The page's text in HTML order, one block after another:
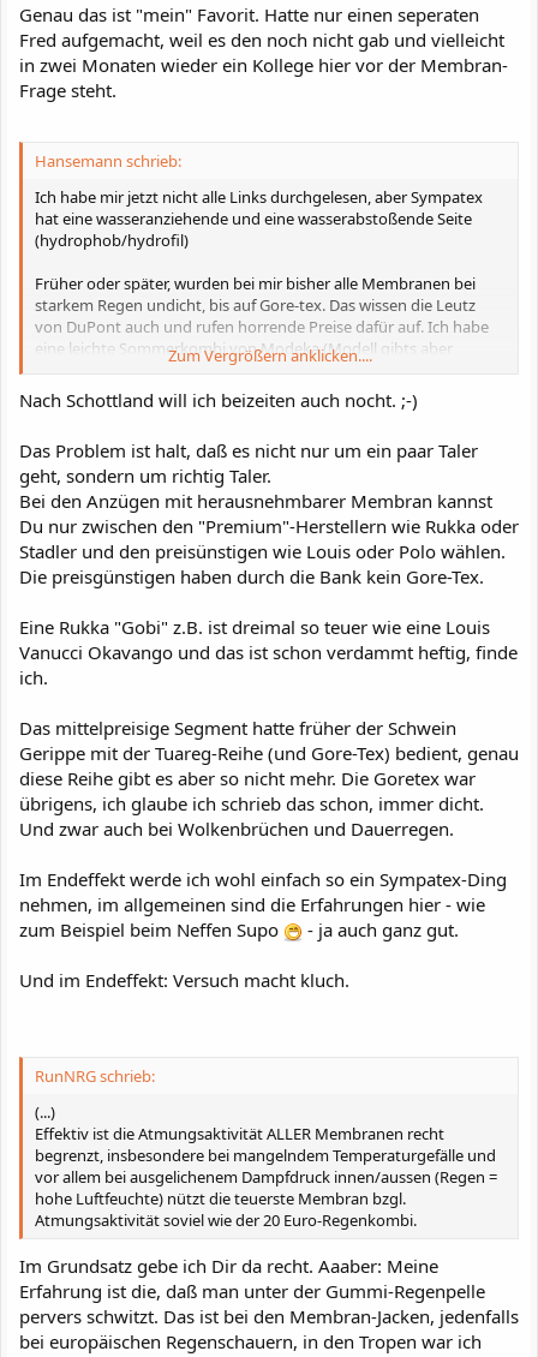
Genau das ist "mein" Favorit. Hatte nur einen seperaten
Fred aufgemacht, weil es den noch nicht gab und vielleicht
in zwei Monaten wieder ein Kollege hier vor der Membran-
Frage steht.
Hansemann schrieb:
Ich habe mir jetzt nicht alle Links durchgelesen, aber Sympatex
hat eine wasseranziehende und eine wasserabstoßende Seite
(hydrophob/hydrofil)
Früher oder später, wurden bei mir bisher alle Membranen bei
starkem Regen undicht, bis auf Gore-tex. Das wissen die Leutz
von DuPont auch und rufen horrende Preise dafür auf. Ich habe
eine leichte Sommerkombi von Modeka (Modell gibts aber
nimmer) mit einer Raissa-Membran, die ähnlich Sympatex ist und
bisher leichte Schauer überstand.
Gore-Tex zu schätzen und verfluchst Deinen Geiz, die paar Taler zu
sparen und mit was anderem zufrieden zu sein.
Zum Vergrößern anklicken....
Nach Schottland will ich beizeiten auch nocht. ;-)
Das Problem ist halt, daß es nicht nur um ein paar Taler
geht, sondern um richtig Taler.
Bei den Anzügen mit herausnehmbarer Membran kannst
Du nur zwischen den "Premium"-Herstellern wie Rukka oder
Stadler und den preisünstigen wie Louis oder Polo wählen.
Die preisgünstigen haben durch die Bank kein Gore-Tex.
Eine Rukka "Gobi" z.B. ist dreimal so teuer wie eine Louis
Vanucci Okavango und das ist schon verdammt heftig, finde
ich.
Das mittelpreisige Segment hatte früher der Schwein
Gerippe mit der Tuareg-Reihe (und Gore-Tex) bedient, genau
diese Reihe gibt es aber so nicht mehr. Die Goretex war
übrigens, ich glaube ich schrieb das schon, immer dicht.
Und zwar auch bei Wolkenbrüchen und Dauerregen.
Im Endeffekt werde ich wohl einfach so ein Sympatex-Ding
nehmen, im allgemeinen sind die Erfahrungen hier - wie
zum Beispiel beim Neffen Supo
- ja auch ganz gut.
Und im Endeffekt: Versuch macht kluch.
RunNRG schrieb:
(...)
Effektiv ist die Atmungsaktivität ALLER Membranen recht
begrenzt, insbesondere bei mangelndem Temperaturgefälle und
vor allem bei ausgelichenem Dampfdruck innen/aussen (Regen =
hohe Luftfeuchte) nützt die teuerste Membran bzgl.
Atmungsaktivität soviel wie der 20 Euro-Regenkombi.
Im Grundsatz gebe ich Dir da recht. Aaaber: Meine
Erfahrung ist die, daß man unter der Gummi-Regenpelle
pervers schwitzt. Das ist bei den Membran-Jacken, jedenfalls
bei europäischen Regenschauern, in den Tropen war ich